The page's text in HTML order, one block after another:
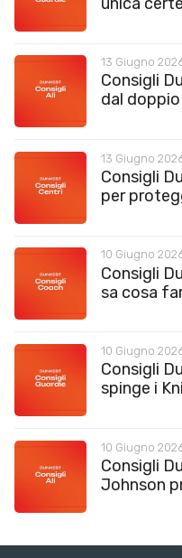
13 Giugno
Consigli
dal
13 Giugno
Consigli
per
10 Giugno
Consigli
sa cosa
10 Giugno
Consigli
spinge i
10 Giugno
Consigli
Johnson